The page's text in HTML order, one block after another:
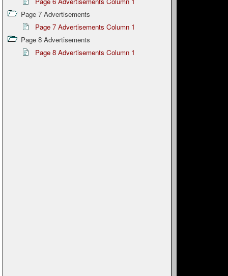
Page 7 Advertisements
Page 7 Advertisements Column 1
Page 8 Advertisements
Page 8 Advertisements Column 1